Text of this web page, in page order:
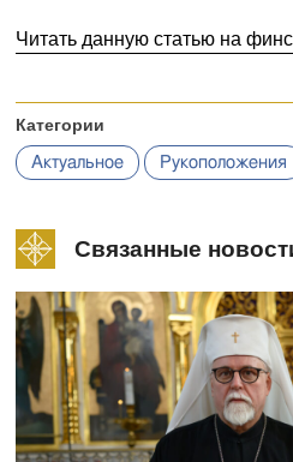
Читать данную статью на
Категории
Актуальное Рукоположения
Связанные